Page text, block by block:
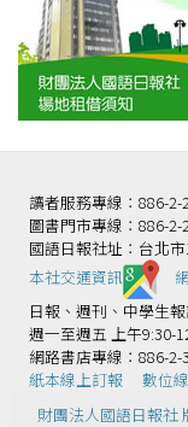
讀者服務專線：886-2-
圖書門市專線：886-2-
國語日報社址：台北
本社交通資訊️
日報、週刊、中學生
週一至週五 上午9:30-
網路書店專線：886-2-
紙本線上訂報
數位
財團法人國語日報社